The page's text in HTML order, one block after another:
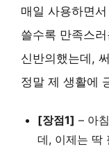
매일 사용하면
쓸수록 만족스
신반의했는데,
정말 제 생활에
[장점1] – 아
데, 이제는 딱